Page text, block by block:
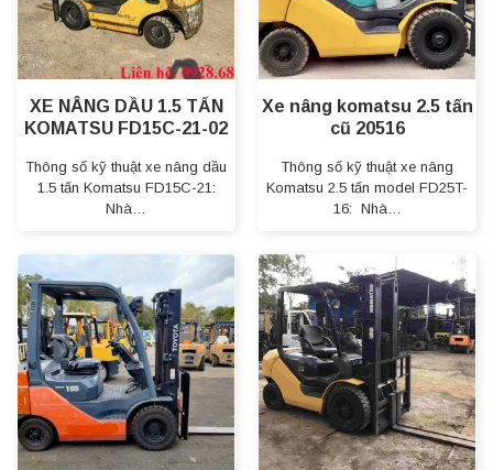
XE NÂNG DẦU 1.5 TẤN
KOMATSU FD15C-21-02
Thông số kỹ thuật xe nâng dầu
1.5 tấn Komatsu FD15C-21:
Nhà…
Xe nâng komatsu 2.5 tấn
cũ 20516
Thông số kỹ thuật xe nâng
Komatsu 2.5 tấn model FD25T-
16: Nhà…